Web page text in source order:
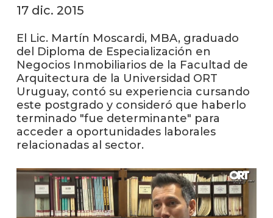
La
en
Blog
17 dic. 2015
El Lic. Martín Moscardi, MBA, graduado
del Diploma de Especialización en
Negocios Inmobiliarios de la Facultad de
Arquitectura de la Universidad ORT
Uruguay, contó su experiencia cursando
este postgrado y consideró que haberlo
terminado "fue determinante" para
acceder a oportunidades laborales
relacionadas al sector.